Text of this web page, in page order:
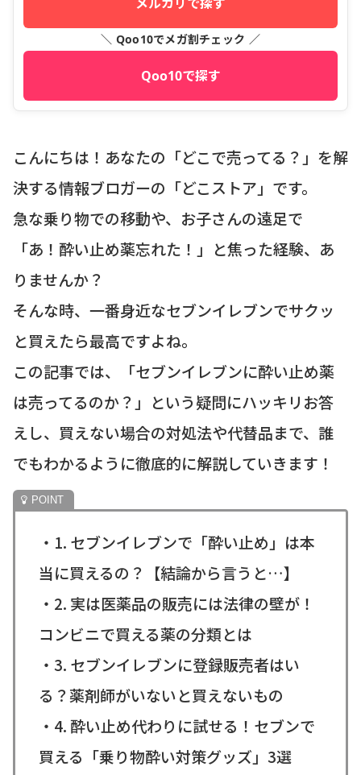
＼ Qoo10でメガ割チェック ／
Qoo10で探す
こんにちは！あなたの「どこで売ってる？」を解
決する情報ブロガーの「どこストア」です。
急な乗り物での移動や、お子さんの遠足で
「あ！酔い止め薬忘れた！」と焦った経験、あ
りませんか？
そんな時、一番身近なセブンイレブンでサクッ
と買えたら最高ですよね。
この記事では、「セブンイレブンに酔い止め薬
は売ってるのか？」という疑問にハッキリお答
えし、買えない場合の対処法や代替品まで、誰
でもわかるように徹底的に解説していきます！
・1. セブンイレブンで「酔い止め」は本
当に買えるの？【結論から言うと…】
・2. 実は医薬品の販売には法律の壁が！
コンビニで買える薬の分類とは
・3. セブンイレブンに登録販売者はい
る？薬剤師がいないと買えないもの
・4. 酔い止め代わりに試せる！セブンで
買える「乗り物酔い対策グッズ」3選